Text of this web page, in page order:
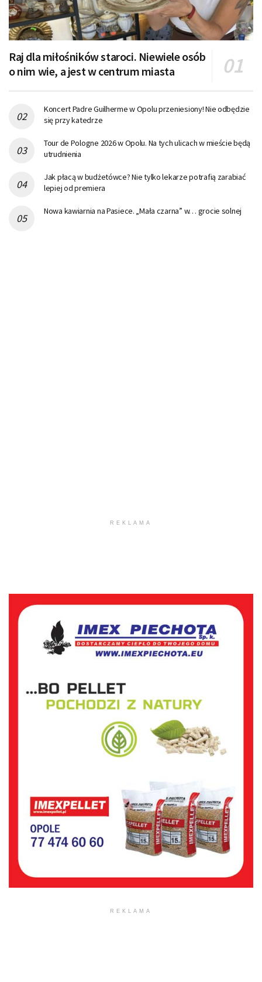
Raj dla miłośników staroci. Niewiele osób
o nim wie, a jest w centrum miasta
Koncert Padre Guilherme w Opolu przeniesiony! Nie odbędzie
się przy katedrze
Tour de Pologne 2026 w Opolu. Na tych ulicach w mieście będą
utrudnienia
Jak płacą w budżetówce? Nie tylko lekarze potrafią zarabiać
lepiej od premiera
Nowa kawiarnia na Pasiece. „Mała czarna” w… grocie solnej
REKLAMA
REKLAMA